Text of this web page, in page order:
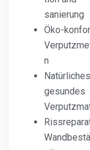
sanierung
Öko-
n
gesundes